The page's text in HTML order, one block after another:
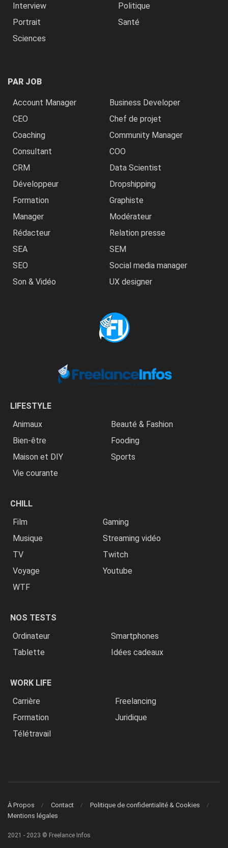
Interview
Politique
Portrait
Santé
Sciences
PAR JOB
Account Manager
Business Developer
CEO
Chef de projet
Coaching
Community Manager
Consultant
COO
CRM
Data Scientist
Développeur
Dropshipping
Formation
Graphiste
Manager
Modérateur
Rédacteur
Relation presse
SEA
SEM
SEO
Social media manager
Son & Vidéo
UX designer
LIFESTYLE
Animaux
Beauté & Fashion
Bien-être
Fooding
Maison et DIY
Sports
Vie courante
CHILL
Film
Gaming
Musique
Streaming vidéo
TV
Twitch
Voyage
Youtube
WTF
NOS TESTS
Ordinateur
Smartphones
Tablette
Idées cadeaux
WORK LIFE
Carrière
Freelancing
Formation
Juridique
Télétravail
À Propos Contact
Politique de confidentialité & Cookies
Mentions légales
2021 - 2023 © Freelance Infos